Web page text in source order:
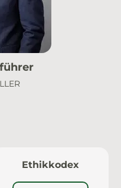
Ethikkodex